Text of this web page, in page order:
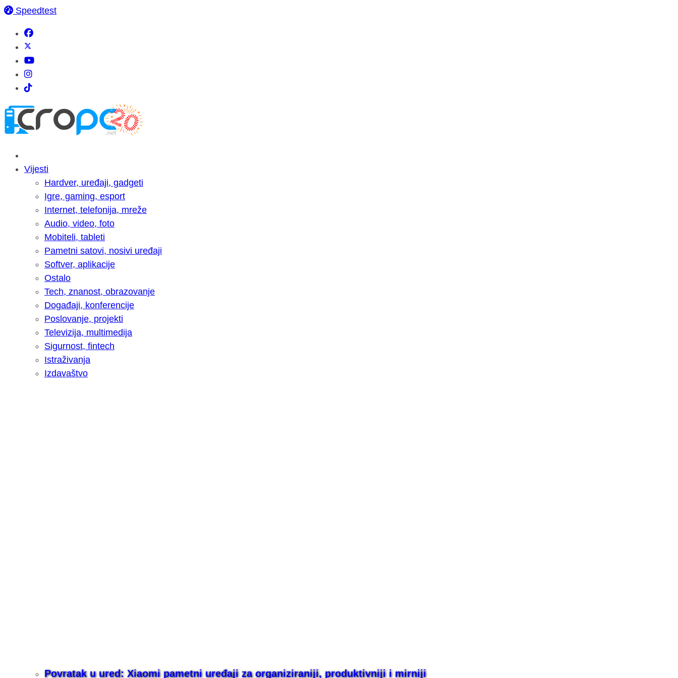
Speedtest
Vijesti
Hardver, uređaji, gadgeti
Igre, gaming, esport
Internet, telefonija, mreže
Audio, video, foto
Mobiteli, tableti
Pametni satovi, nosivi uređaji
Softver, aplikacije
Ostalo
Tech, znanost, obrazovanje
Događaji, konferencije
Poslovanje, projekti
Televizija, multimedija
Sigurnost, fintech
Istraživanja
Izdavaštvo
Povratak u ured: Xiaomi pametni uređaji za organiziraniji, produktivniji i mirniji